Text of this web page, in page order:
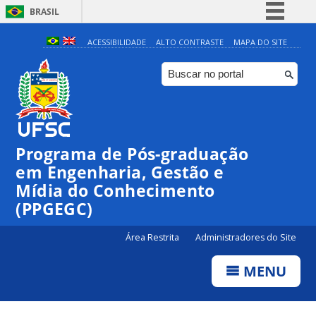
BRASIL
Simplifique!
Comunica BR
Participe
Canais
ACESSIBILIDADE ALTO CONTRASTE MAPA DO SITE
Programa de Pós-graduação
em Engenharia, Gestão e
Mídia do Conhecimento
(PPGEGC)
Área Restrita Administradores do Site
MENU